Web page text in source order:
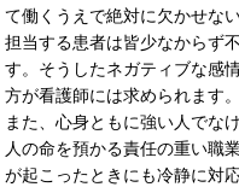
て働くうえで絶対に欠かせな
担当する患者は皆少なからず
す。そうしたネガティブな感
方が看護師には求められます。
また、心身ともに強い人でな
人の命を預かる責任の重い職
が起こったときにも冷静に対